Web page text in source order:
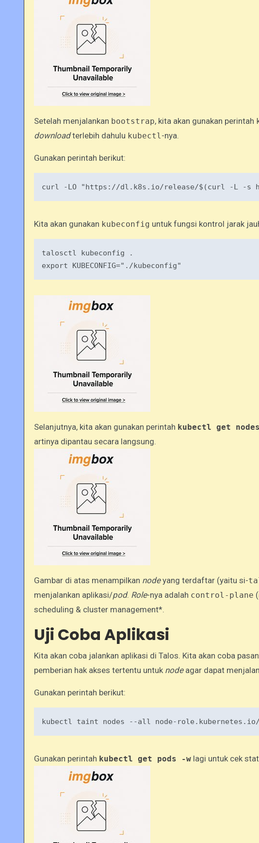
Setelah menjalankan bootstrap, kita akan gunakan perintah
downloadterlebih dahulu kubectl-nya.
Gunakan perintah berikut:
curl -LO "https://dl.k8s.io/release/$(curl -L -s
Kita akan gunakan kubeconfig untuk fungsi kontrol jarak
export KUBECONFIG="./kubeconfig"
Selanjutnya, kita akan gunakan perintah kubectl get
artinya dipantau secara langsung.
Gambar di atas menampilkan nodeyang terdaftar (yaitu si-
menjalankan aplikasi/pod. Role-nya adalah control-plane
scheduling & cluster management*.
Uji Coba Aplikasi
Kita akan coba jalankan aplikasi di Talos. Kita akan coba
pemberian hak akses tertentu untuk nodeagar dapat
Gunakan perintah berikut:
kubectl taint nodes --all node-role
Gunakan perintah kubectl get pods -w lagi untuk cek